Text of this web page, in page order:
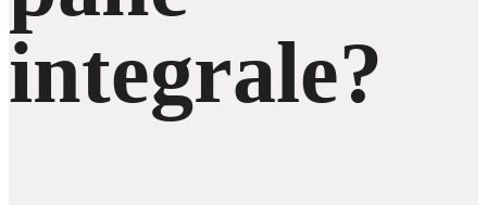
integrale?